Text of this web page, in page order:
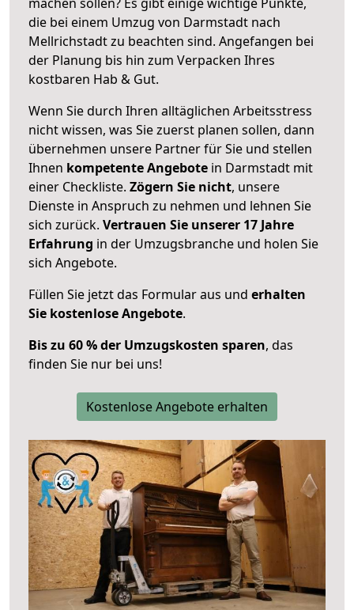
die bei einem Umzug von Darmstadt nach
Mellrichstadt zu beachten sind. Angefangen bei
der Planung bis hin zum Verpacken Ihres
kostbaren Hab & Gut.
Wenn Sie durch Ihren alltäglichen Arbeitsstress
nicht wissen, was Sie zuerst planen sollen, dann
übernehmen unsere Partner für Sie und stellen
Ihnen kompetente Angebote in Darmstadt mit
einer Checkliste. Zögern Sie nicht, unsere
Dienste in Anspruch zu nehmen und lehnen Sie
sich zurück. Vertrauen Sie unserer 17 Jahre
Erfahrung in der Umzugsbranche und holen Sie
sich Angebote.
Füllen Sie jetzt das Formular aus und erhalten
Sie kostenlose Angebote.
Bis zu 60 % der Umzugskosten sparen, das
finden Sie nur bei uns!
Kostenlose Angebote erhalten